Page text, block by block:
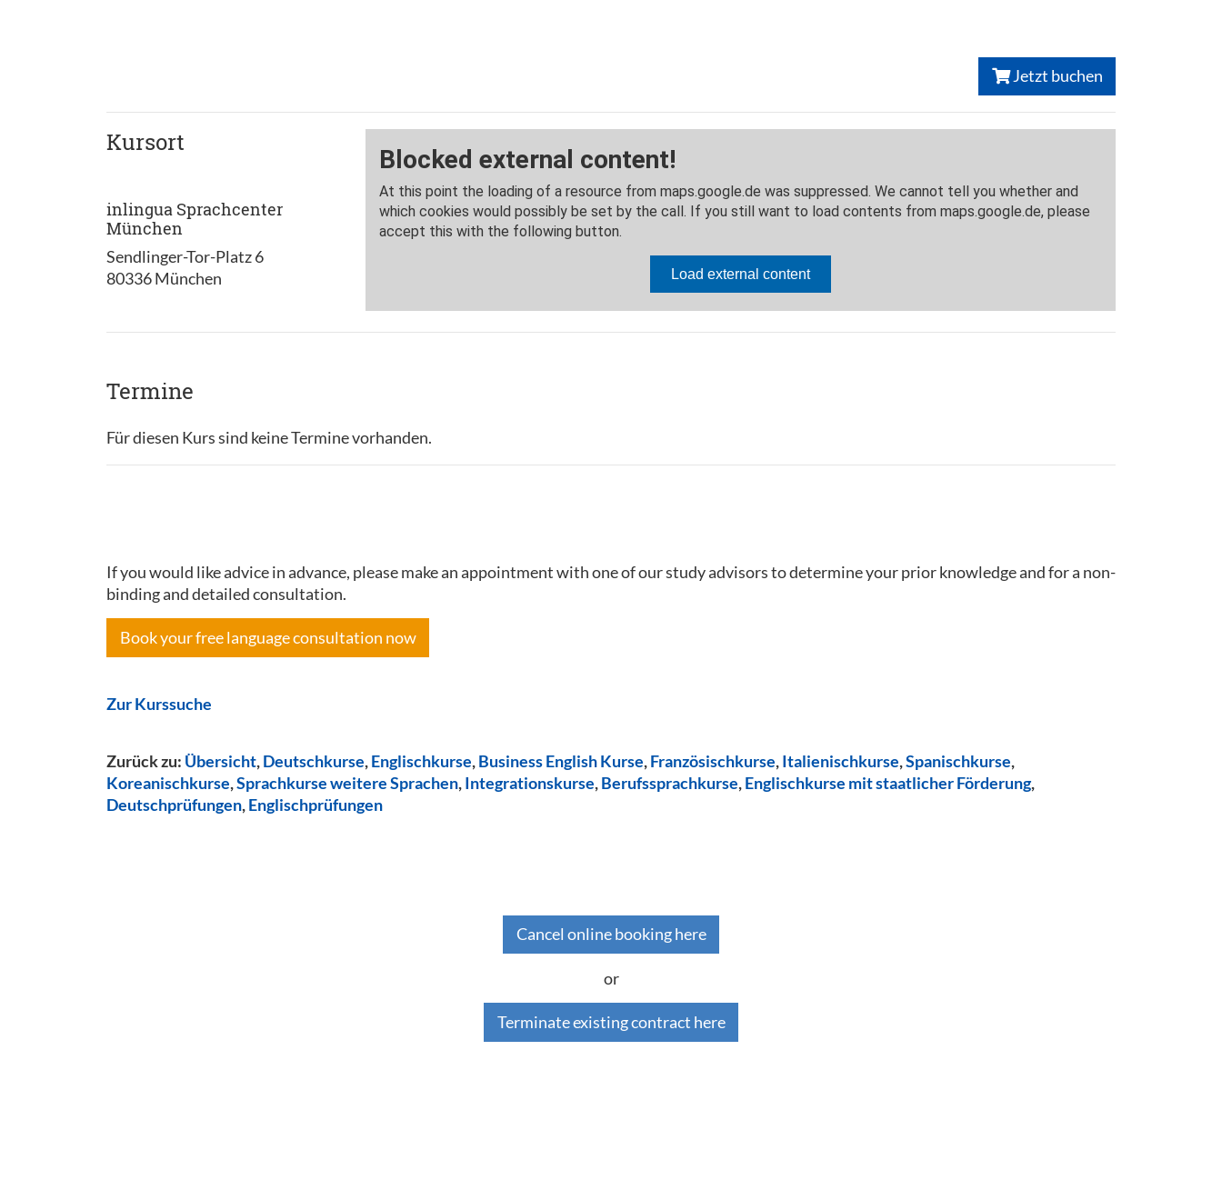
Jetzt buchen
Kursort
inlingua Sprachcenter
München
Sendlinger-Tor-Platz 6
80336 München
Termine
Für diesen Kurs sind keine Termine vorhanden.
If you would like advice in advance, please make an appointment with one of our study advisors to determine your prior knowledge and for a non-
binding and detailed consultation.
Book your free language consultation now
Zur Kurssuche
Zurück zu: Übersicht,Deutschkurse,Englischkurse,Business English Kurse,Französischkurse,Italienischkurse,Spanischkurse,
Koreanischkurse,Sprachkurse weitere Sprachen,Integrationskurse,Berufssprachkurse,Englischkurse mit staatlicher Förderung,
Deutschprüfungen,Englischprüfungen
Cancel online booking here
or
Terminate existing contract here